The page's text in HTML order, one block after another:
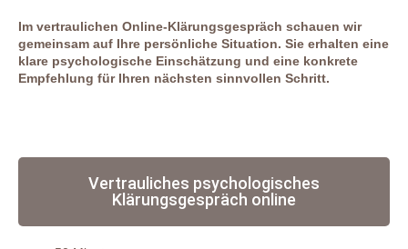
Im vertraulichen Online-Klärungsgespräch schauen wir
gemeinsam auf Ihre persönliche Situation. Sie erhalten eine
klare psychologische Einschätzung und eine konkrete
Empfehlung für Ihren nächsten sinnvollen Schritt.
Vertrauliches psychologisches
Klärungsgespräch online